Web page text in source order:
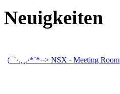
Neuigkeiten
(¯`·.¸¸.·*¨*·-> NSX - Meeting Room